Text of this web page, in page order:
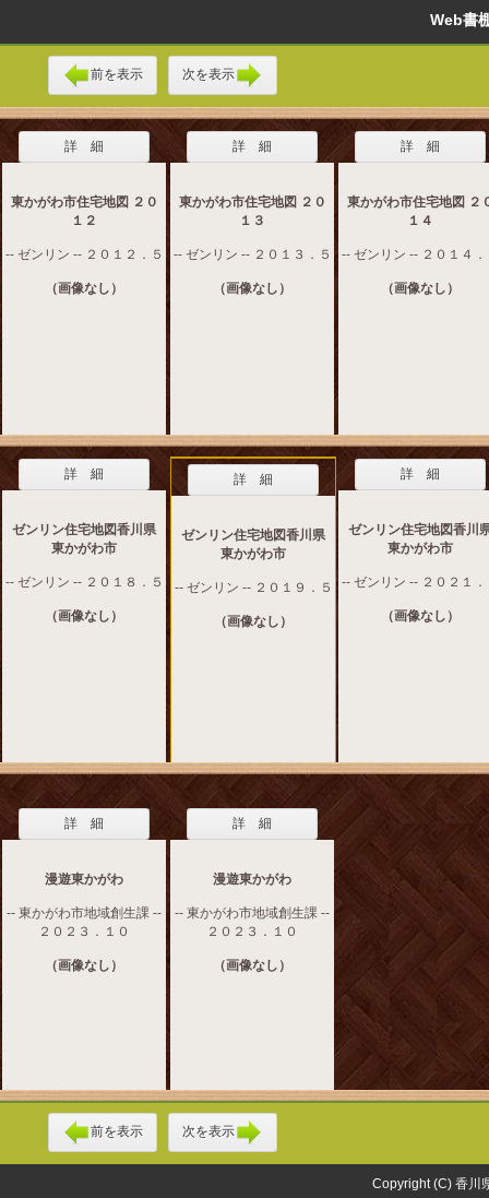
Web
前を表示 次を表示
詳 細
東かがわ市住宅地図 ２０
１２
-- ゼンリン -- ２０１２．５
（画像なし）
詳 細
東かがわ市住宅地図 ２０
１３
-- ゼンリン -- ２０１３．５
（画像なし）
詳 細
東かがわ市住宅地図 ２
１４
-- ゼンリン -- ２０１４．
（画像なし）
詳 細
ゼンリン住宅地図香川県
東かがわ市
-- ゼンリン -- ２０１８．５
（画像なし）
詳 細
ゼンリン住宅地図香川県
東かがわ市
-- ゼンリン -- ２０１９．５
（画像なし）
詳 細
ゼンリン住宅地図香川
東かがわ市
-- ゼンリン -- ２０２１．
（画像なし）
詳 細
漫遊東かがわ
-- 東かがわ市地域創生課 --
２０２３．１０
（画像なし）
詳 細
漫遊東かがわ
-- 東かがわ市地域創生課 --
２０２３．１０
（画像なし）
前を表示 次を表示
Copyright (C) 香川